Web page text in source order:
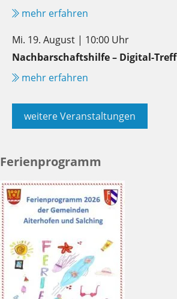
mehr erfahren
Mi. 19. August | 10:00 Uhr
Nachbarschaftshilfe – Digital-Treff
mehr erfahren
weitere Veranstaltungen
Ferienprogramm